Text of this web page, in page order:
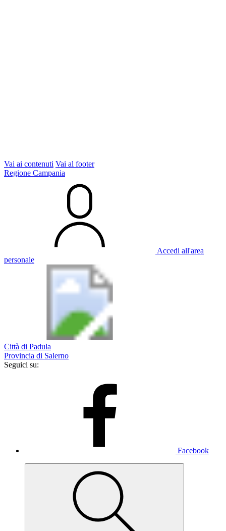
Vai ai contenuti Vai al footer
Regione Campania
Accedi all'area
personale
Città di Padula
Provincia di Salerno
Seguici su:
Facebook